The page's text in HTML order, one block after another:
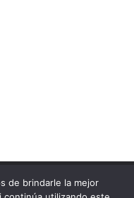
. Todos los derechos
de brindarle la mejor